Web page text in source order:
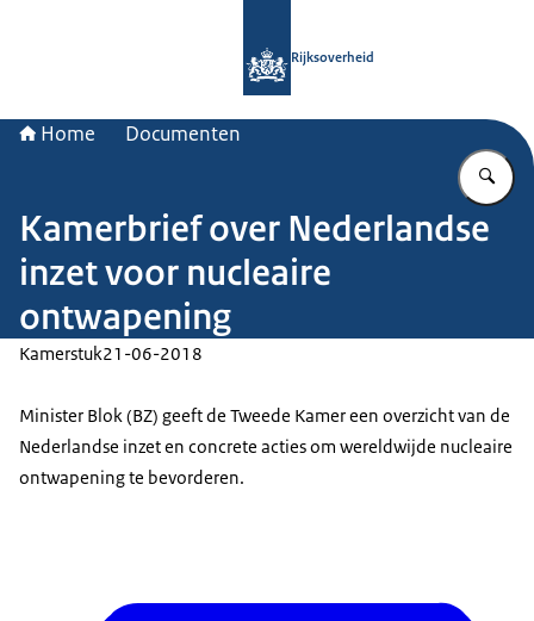
Rijksoverheid
Home Documenten
Kamerbrief over Nederlandse
inzet voor nucleaire
ontwapening
Kamerstuk21-06-2018
Minister Blok (BZ) geeft de Tweede Kamer een overzicht van de
Nederlandse inzet en concrete acties om wereldwijde nucleaire
ontwapening te bevorderen.